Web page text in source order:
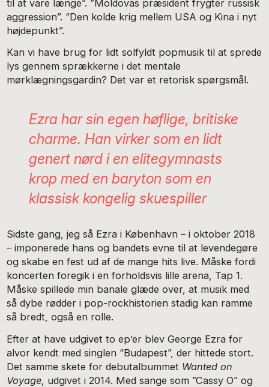
til at vare længe”. ”Moldovas præsident frygter russisk
aggression”. “Den kolde krig mellem USA og Kina i nyt
højdepunkt”.
Kan vi have brug for lidt solfyldt popmusik til at sprede
lys gennem sprækkerne i det mentale
mørklægningsgardin? Det var et retorisk spørgsmål.
Ezra har sin egen høflige, britiske
charme. Han virker som en lidt
genert nørd i en elitegymnasts
krop med en baryton som en
klassisk kongelig skuespiller
Sidste gang, jeg så Ezra i København – i oktober 2018
– imponerede hans og bandets evne til at levendegøre
og skabe en fest ud af de mange hits live. Måske fordi
koncerten foregik i en forholdsvis lille arena, Tap 1.
Måske spillede min banale glæde over, at musik med
så dybe rødder i pop-rockhistorien stadig kan ramme
så bredt, også en rolle.
Efter at have udgivet to ep’er blev George Ezra for
alvor kendt med singlen “Budapest”, der hittede stort.
Det samme skete for debutalbummet Wanted on
Voyage , udgivet i 2014. Med sange som ”Cassy O” og